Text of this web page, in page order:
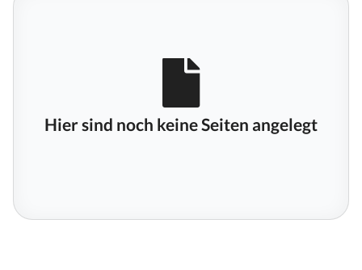
Hier sind noch keine Seiten angelegt